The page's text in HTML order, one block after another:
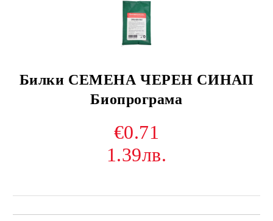
Билки СЕМЕНА ЧЕРЕН СИНАП
Биопрограма
€0.71
1.39лв.